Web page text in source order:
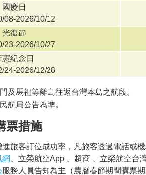
國慶日
08-2026/10/12
光復節
23-2026/10/27
憲紀念日
24-2026/12/28
及馬祖等離島往返台灣本島之航段。
航局公告為準。
票措施
旅客訂位成功率，凡旅客透過電話或
網 、立榮航空App 、超商 、立榮航空台
服務人員告知為主（農曆春節期間購票